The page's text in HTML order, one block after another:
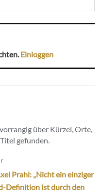
Einloggen
über Kürzel, Orte,
gefunden.
Prahl: „Nicht ein einziger
Definition ist durch den